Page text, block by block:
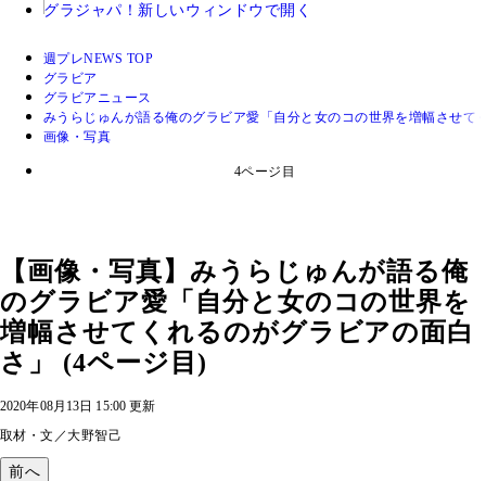
グラジャパ！ 新しいウィンドウで開く
週プレNEWS TOP
グラビア
グラビアニュース
みうらじゅんが語る俺のグラビア愛「自分と女のコの世界を増幅させて
画像・写真
4ページ目
【画像・写真】みうらじゅんが語る俺
のグラビア愛「自分と女のコの世界を
増幅させてくれるのがグラビアの面白
さ」 (4ページ目)
2020年08月13日 15:00 更新
取材・文／大野智己
前へ